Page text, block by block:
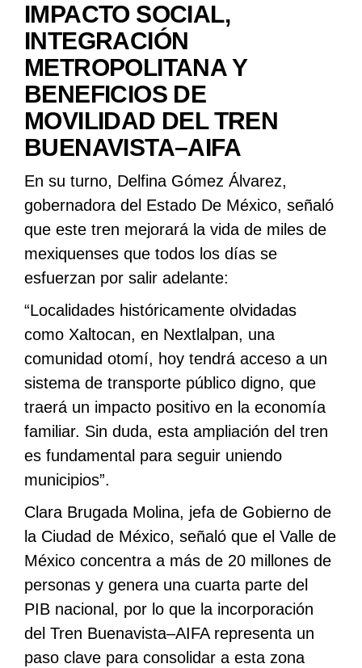
IMPACTO SOCIAL,
INTEGRACIÓN
METROPOLITANA Y
BENEFICIOS DE
MOVILIDAD DEL TREN
BUENAVISTA–AIFA
En su turno, Delfina Gómez Álvarez,
gobernadora del Estado De México, señaló
que este tren mejorará la vida de miles de
mexiquenses que todos los días se
esfuerzan por salir adelante:
“Localidades históricamente olvidadas
como Xaltocan, en Nextlalpan, una
comunidad otomí, hoy tendrá acceso a un
sistema de transporte público digno, que
traerá un impacto positivo en la economía
familiar. Sin duda, esta ampliación del tren
es fundamental para seguir uniendo
municipios”.
Clara Brugada Molina, jefa de Gobierno de
la Ciudad de México, señaló que el Valle de
México concentra a más de 20 millones de
personas y genera una cuarta parte del
PIB nacional, por lo que la incorporación
del Tren Buenavista–AIFA representa un
paso clave para consolidar a esta zona